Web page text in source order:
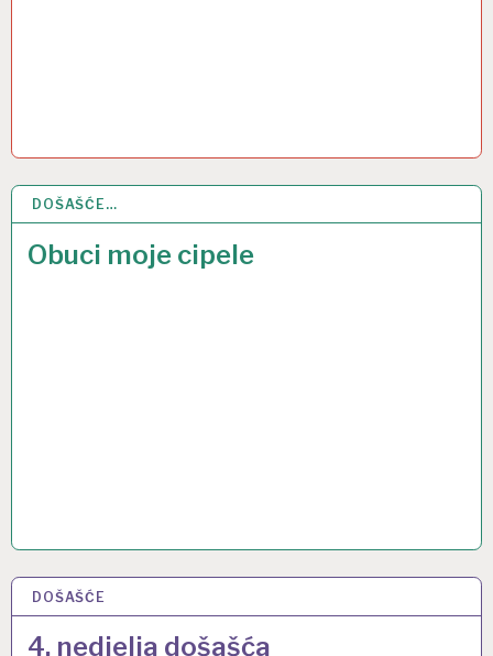
DOŠAŠĆE…
Obuci moje cipele
4 PRO 2019
DOŠAŠĆE
4. nedjelja došašća
20 PRO 2015